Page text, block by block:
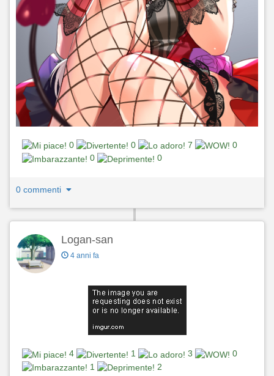
0 0 7
0
0
0
0 commenti
Logan-san
4 anni fa
4 1 3
0
1
2